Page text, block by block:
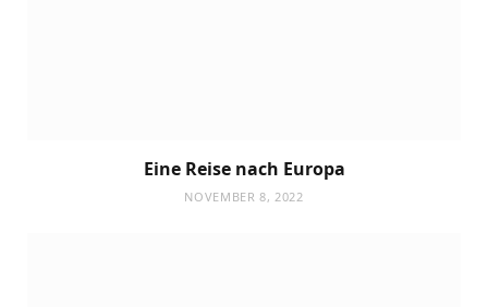
Eine Reise nach Europa
NOVEMBER 8, 2022